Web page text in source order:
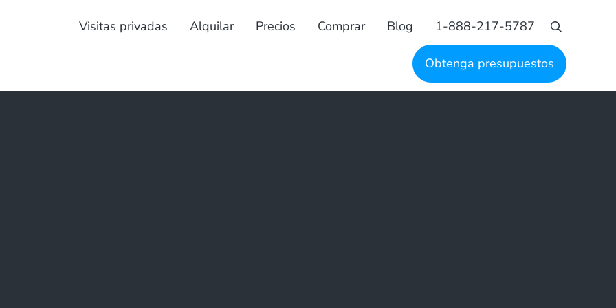
Visitas privadas Alquilar Precios Comprar Blog 1-888-217-5787
Busque en
Obtenga presupuestos